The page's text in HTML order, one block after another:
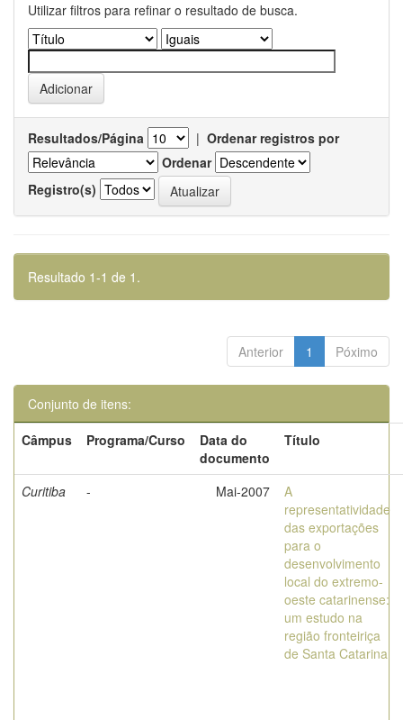
Utilizar filtros para refinar o resultado de busca.
Resultados/Página | Ordenar registros por
Ordenar
Registro(s)
Resultado 1-1 de 1.
Anterior 1 Póximo
Conjunto de itens:
Câmpus
Programa/Curso
Data do
documento
Título
Curitiba - Mai-2007
A
representatividade
das exportações
para o
desenvolvimento
local do extremo-
oeste catarinense:
um estudo na
região fronteiriça
de Santa Catarina